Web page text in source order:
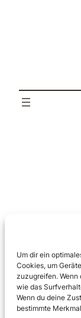
Um dir ein
Cookies, um
zuzugreifen. Wenn
wie das
Wenn du deine
bestimmte